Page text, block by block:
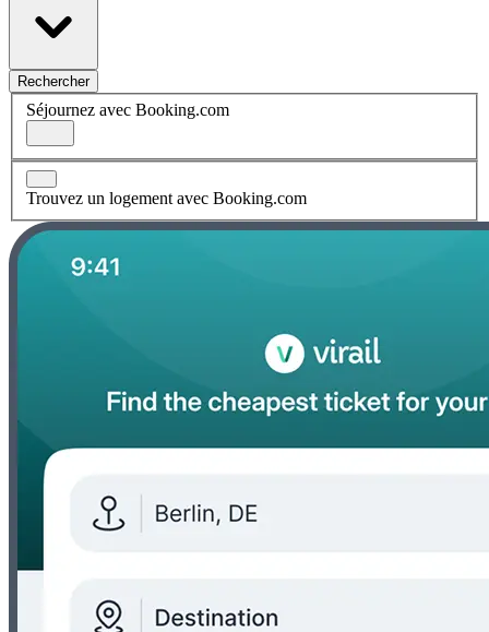
Rechercher
Séjournez avec Booking.com
Trouvez un logement avec Booking.com